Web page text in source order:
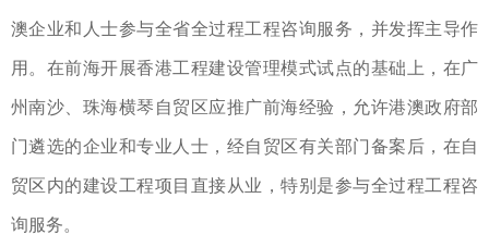
澳企业和人士参与全省全过程工程咨询服务，并发挥主导作
用。在前海开展香港工程建设管理模式试点的基础上，在广
州南沙、珠海横琴自贸区应推广前海经验，允许港澳政府部
门遴选的企业和专业人士，经自贸区有关部门备案后，在自
贸区内的建设工程项目直接从业，特别是参与全过程工程咨
询服务。